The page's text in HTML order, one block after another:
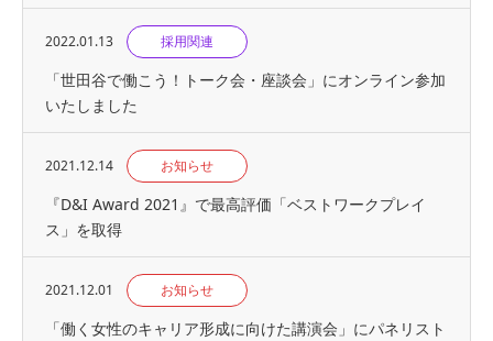
2022.01.13 採用関連
「世田谷で働こう！トーク会・座談会」にオンライン参加
いたしました
2021.12.14 お知らせ
『D&I Award 2021』で最高評価「ベストワークプレイ
ス」を取得
2021.12.01 お知らせ
「働く女性のキャリア形成に向けた講演会」にパネリスト